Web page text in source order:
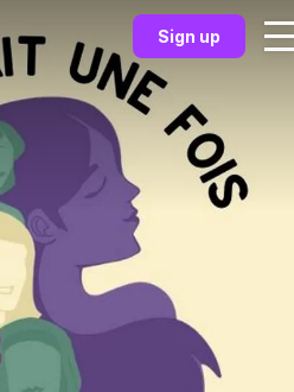
Sign up